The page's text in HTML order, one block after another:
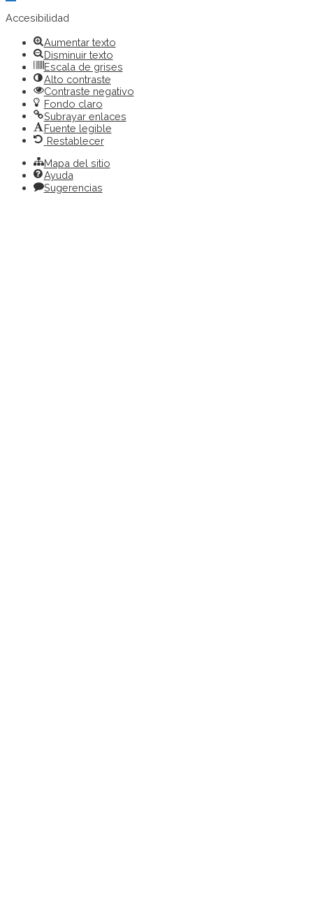
de
Accesibilidad
Aumentar texto
Disminuir texto
Escala de grises
Alto contraste
Contraste negativo
Fondo claro
Subrayar enlaces
Fuente legible
Restablecer
Mapa del sitio
Ayuda
Sugerencias